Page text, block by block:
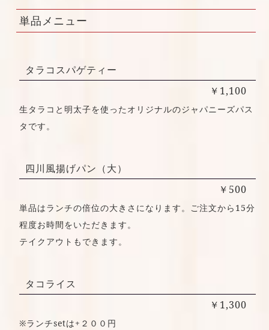
単品メニュー
タラコスパゲティー
￥1,100
生タラコと明太子を使ったオリジナルのジャパニーズパス
タです。
四川風揚げパン（大）
￥500
単品はランチの倍位の大きさになります。ご注文から15分
程度お時間をいただきます。
テイクアウトもできます。
タコライス
￥1,300
※ランチsetは+２００円